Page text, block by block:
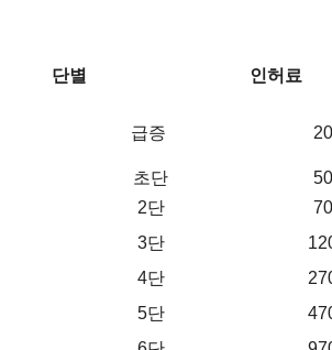
단별 인허료
급증
초단
2단
3단
4단
5단